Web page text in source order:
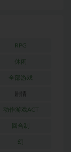
RPG
休闲
全部游戏
剧情
动作游戏ACT
回合制
幻